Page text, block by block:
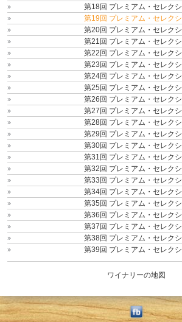
第18回 プレミアム・セレク
第19回 プレミアム・セレク
第20回 プレミアム・セレク
第21回 プレミアム・セレク
第22回 プレミアム・セレク
第23回 プレミアム・セレク
第24回 プレミアム・セレク
第25回 プレミアム・セレク
第26回 プレミアム・セレク
第27回 プレミアム・セレク
第28回 プレミアム・セレク
第29回 プレミアム・セレク
第30回 プレミアム・セレク
第31回 プレミアム・セレク
第32回 プレミアム・セレク
第33回 プレミアム・セレク
第34回 プレミアム・セレク
第35回 プレミアム・セレク
第36回 プレミアム・セレク
第37回 プレミアム・セレク
第38回 プレミアム・セレク
第39回 プレミアム・セレク
ワイナリーの地図